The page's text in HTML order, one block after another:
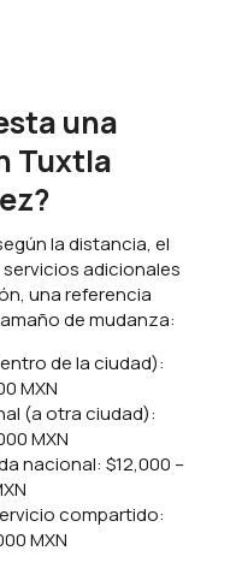
una
Tuxtla
la distancia, el
adicionales
una referencia
de mudanza:
de la ciudad):
MXN
(a otra ciudad):
MXN
nacional: $12,000 –
compartido:
MXN